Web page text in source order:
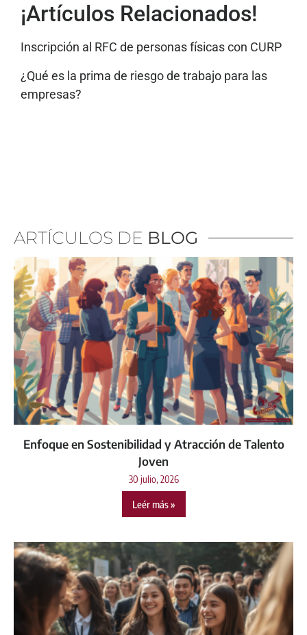
¡Artículos Relacionados!
Inscripción al RFC de personas físicas con CURP
¿Qué es la prima de riesgo de trabajo para las
empresas?
ARTÍCULOS DE BLOG
Enfoque en Sostenibilidad y Atracción de Talento
Joven
30 julio, 2026
Leér más »